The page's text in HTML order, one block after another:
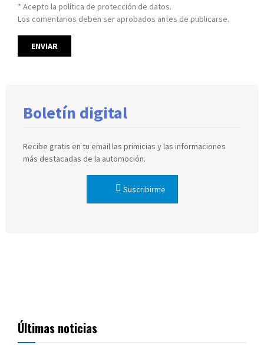
* Acepto la política de protección de datos.
Los comentarios deben ser aprobados antes de publicarse.
Boletín digital
Recibe gratis en tu email las primicias y las informaciones
más destacadas de la automoción.
Suscribirme
Últimas noticias